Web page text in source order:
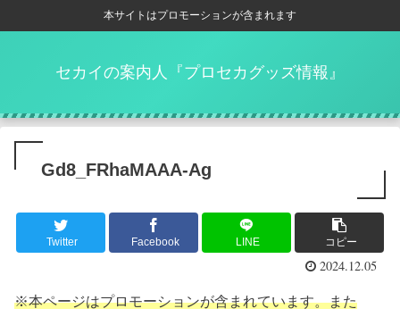
本サイトはプロモーションが含まれます
セカイの案内人『プロセカグッズ情報』
Gd8_FRhaMAAA-Ag
Twitter Facebook LINE コピー
2024.12.05
※本ページはプロモーションが含まれています。また